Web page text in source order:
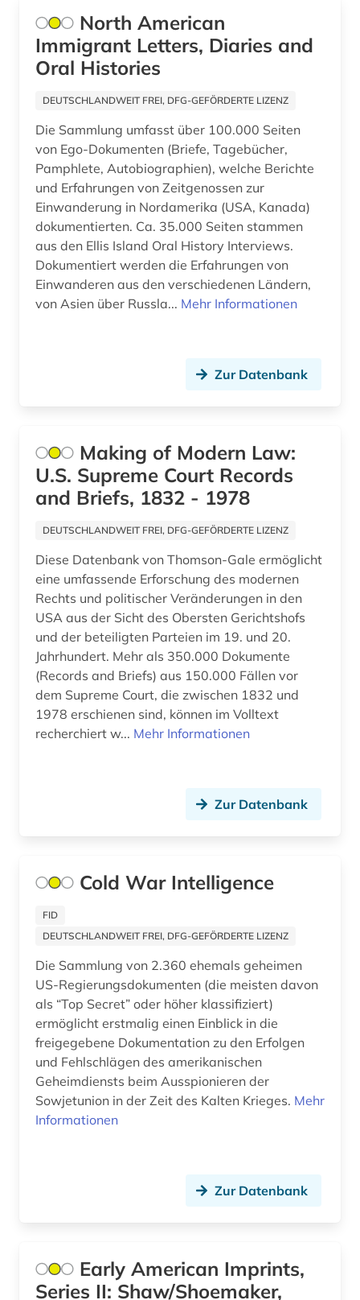
berühmte persönlichkeit (1)
beschluss (1)
betriebsdaten (1)
bevölkerung (1)
bevölkerungsstatistik (1)
bibliografie (11)
bibliographie (14)
bibliometrie (1)
biodiversität (1)
biografie (2)
biologie (1)
biomedizin (1)
bolivien (1)
boston <mass.> (1)
botanik (1)
buchhandel (4)
carl philipp emanuel (1)
cell biology (1)
charles (1)
chemie (7)
chile (1)
computerlinguistik (1)
Irland (7)
Island (1)
Israel (2)
Italien (4)
Japan (4)
Kanada (28)
Korea (3)
Lettland (1)
Malta (1)
Niederlande (5)
Norwegen (5)
Oesterreich (7)
Ostasien (1)
Osteuropa (3)
Ostmitteleuropa (1)
Palaestina (1)
Portugal (2)
Rumänien (2)
Schweden (4)
Slowakei (1)
Spanien (3)
Suedamerika (12)
Suedasien (1)
Suedostasien (1)
Tschechische Republik (1)
Zypern (1)
North American
Immigrant Letters, Diaries and
Oral Histories
DEUTSCHLANDWEIT FREI, DFG-GEFÖRDERTE LIZENZ
Die Sammlung umfasst über 100.000 Seiten
von Ego-Dokumenten (Briefe, Tagebücher,
Pamphlete, Autobiographien), welche Berichte
und Erfahrungen von Zeitgenossen zur
Einwanderung in Nordamerika (USA, Kanada)
dokumentierten. Ca. 35.000 Seiten stammen
aus den Ellis Island Oral History Interviews.
Dokumentiert werden die Erfahrungen von
Einwanderen aus den verschiedenen Ländern,
von Asien über Russla... Mehr Informationen
Zur Datenbank
Making of Modern Law:
U.S. Supreme Court Records
and Briefs, 1832 - 1978
DEUTSCHLANDWEIT FREI, DFG-GEFÖRDERTE LIZENZ
Diese Datenbank von Thomson-Gale ermöglicht
eine umfassende Erforschung des modernen
Rechts und politischer Veränderungen in den
USA aus der Sicht des Obersten Gerichtshofs
und der beteiligten Parteien im 19. und 20.
Jahrhundert. Mehr als 350.000 Dokumente
(Records and Briefs) aus 150.000 Fällen vor
dem Supreme Court, die zwischen 1832 und
1978 erschienen sind, können im Volltext
recherchiert w... Mehr Informationen
Zur Datenbank
Cold War Intelligence
FID
DEUTSCHLANDWEIT FREI, DFG-GEFÖRDERTE LIZENZ
Die Sammlung von 2.360 ehemals geheimen
US-Regierungsdokumenten (die meisten davon
als “Top Secret” oder höher klassifiziert)
ermöglicht erstmalig einen Einblick in die
freigegebene Dokumentation zu den Erfolgen
und Fehlschlägen des amerikanischen
Geheimdiensts beim Ausspionieren der
Sowjetunion in der Zeit des Kalten Krieges. Mehr
Informationen
Zur Datenbank
Early American Imprints,
Series II: Shaw/Shoemaker,